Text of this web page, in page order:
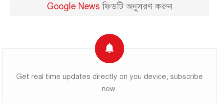
Google Newsফিডটি অনুসরণ করুন
Get real time updates directly on you device, subscribe
now.